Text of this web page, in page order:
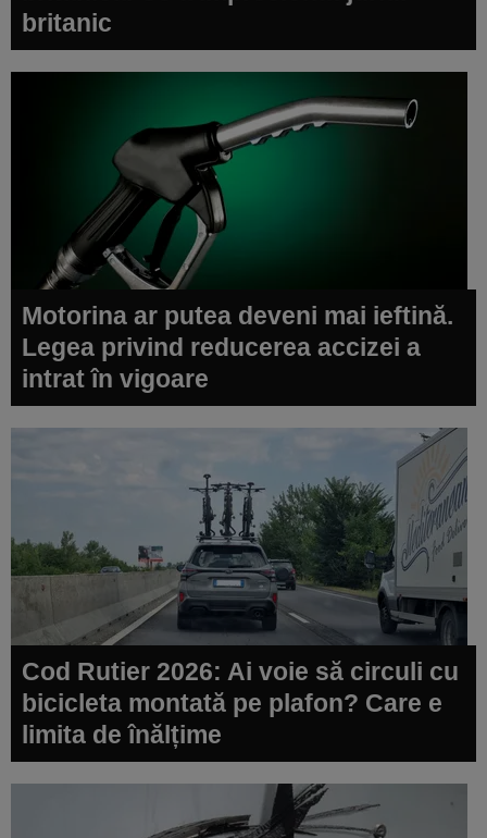
britanic
Motorina ar putea deveni mai ieftină.
Legea privind reducerea accizei a
intrat în vigoare
Cod Rutier 2026: Ai voie să circuli cu
bicicleta montată pe plafon? Care e
limita de înălțime